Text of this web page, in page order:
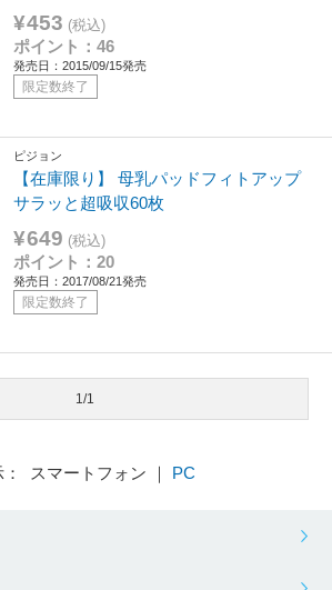
¥453 (税込)
ポイント：46
発売日：2015/09/15発売
限定数終了
ピジョン
【在庫限り】 母乳パッドフィトアップ
サラッと超吸収60枚
¥649 (税込)
ポイント：20
発売日：2017/08/21発売
限定数終了
1/1
： スマートフォン ｜ PC